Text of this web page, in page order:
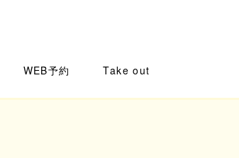
WEB予約 Take out